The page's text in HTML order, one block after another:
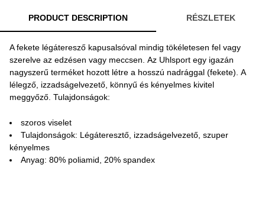
PRODUCT DESCRIPTION RÉSZLETEK
A fekete légáteresző kapusalsóval mindig tökéletesen fel vagy
szerelve az edzésen vagy meccsen. Az Uhlsport egy igazán
nagyszerű terméket hozott létre a hosszú nadrággal (fekete). A
lélegző, izzadságelvezető, könnyű és kényelmes kivitel
meggyőző. Tulajdonságok:
szoros viselet
Tulajdonságok: Légáteresztő, izzadságelvezető, szuper
kényelmes
Anyag: 80% poliamid, 20% spandex